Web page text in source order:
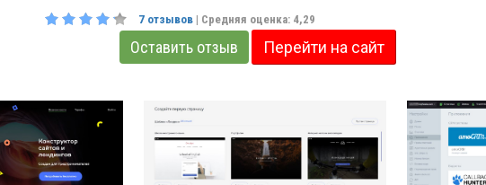
7 отзывов | Средняя оценка: 4,29
Оставить отзыв Перейти на сайт